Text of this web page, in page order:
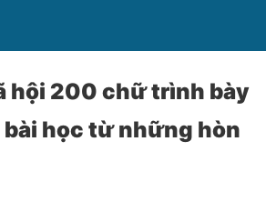
hội 200 chữ trình bày
học từ những hòn